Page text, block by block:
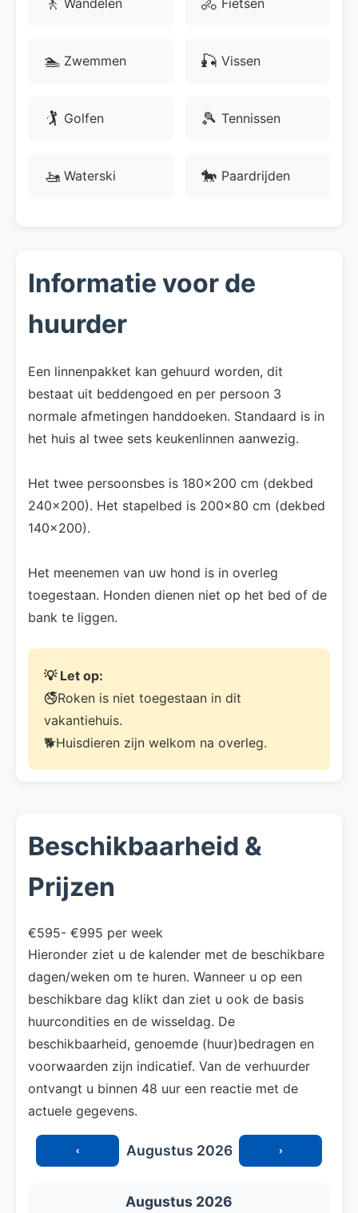
🏊 Zwemmen 🎣 Vissen
🏌 Golfen 🎾 Tennissen
🚤 Waterski 🐎 Paardrijden
Informatie voor de
huurder
Een linnenpakket kan gehuurd worden, dit
bestaat uit beddengoed en per persoon 3
normale afmetingen handdoeken. Standaard is in
het huis al twee sets keukenlinnen aanwezig.
Het twee persoonsbes is 180x200 cm (dekbed
240x200). Het stapelbed is 200x80 cm (dekbed
140x200).
Het meenemen van uw hond is in overleg
toegestaan. Honden dienen niet op het bed of de
bank te liggen.
💡 Let op:
🚭Roken is niet toegestaan in dit
vakantiehuis.
🐕Huisdieren zijn welkom na overleg.
Beschikbaarheid &
Prijzen
€595- €995 per week
Hieronder ziet u de kalender met de beschikbare
dagen/weken om te huren. Wanneer u op een
beschikbare dag klikt dan ziet u ook de basis
huurcondities en de wisseldag. De
beschikbaarheid, genoemde (huur)bedragen en
voorwaarden zijn indicatief. Van de verhuurder
ontvangt u binnen 48 uur een reactie met de
actuele gegevens.
‹ Augustus 2026 ›
Augustus 2026